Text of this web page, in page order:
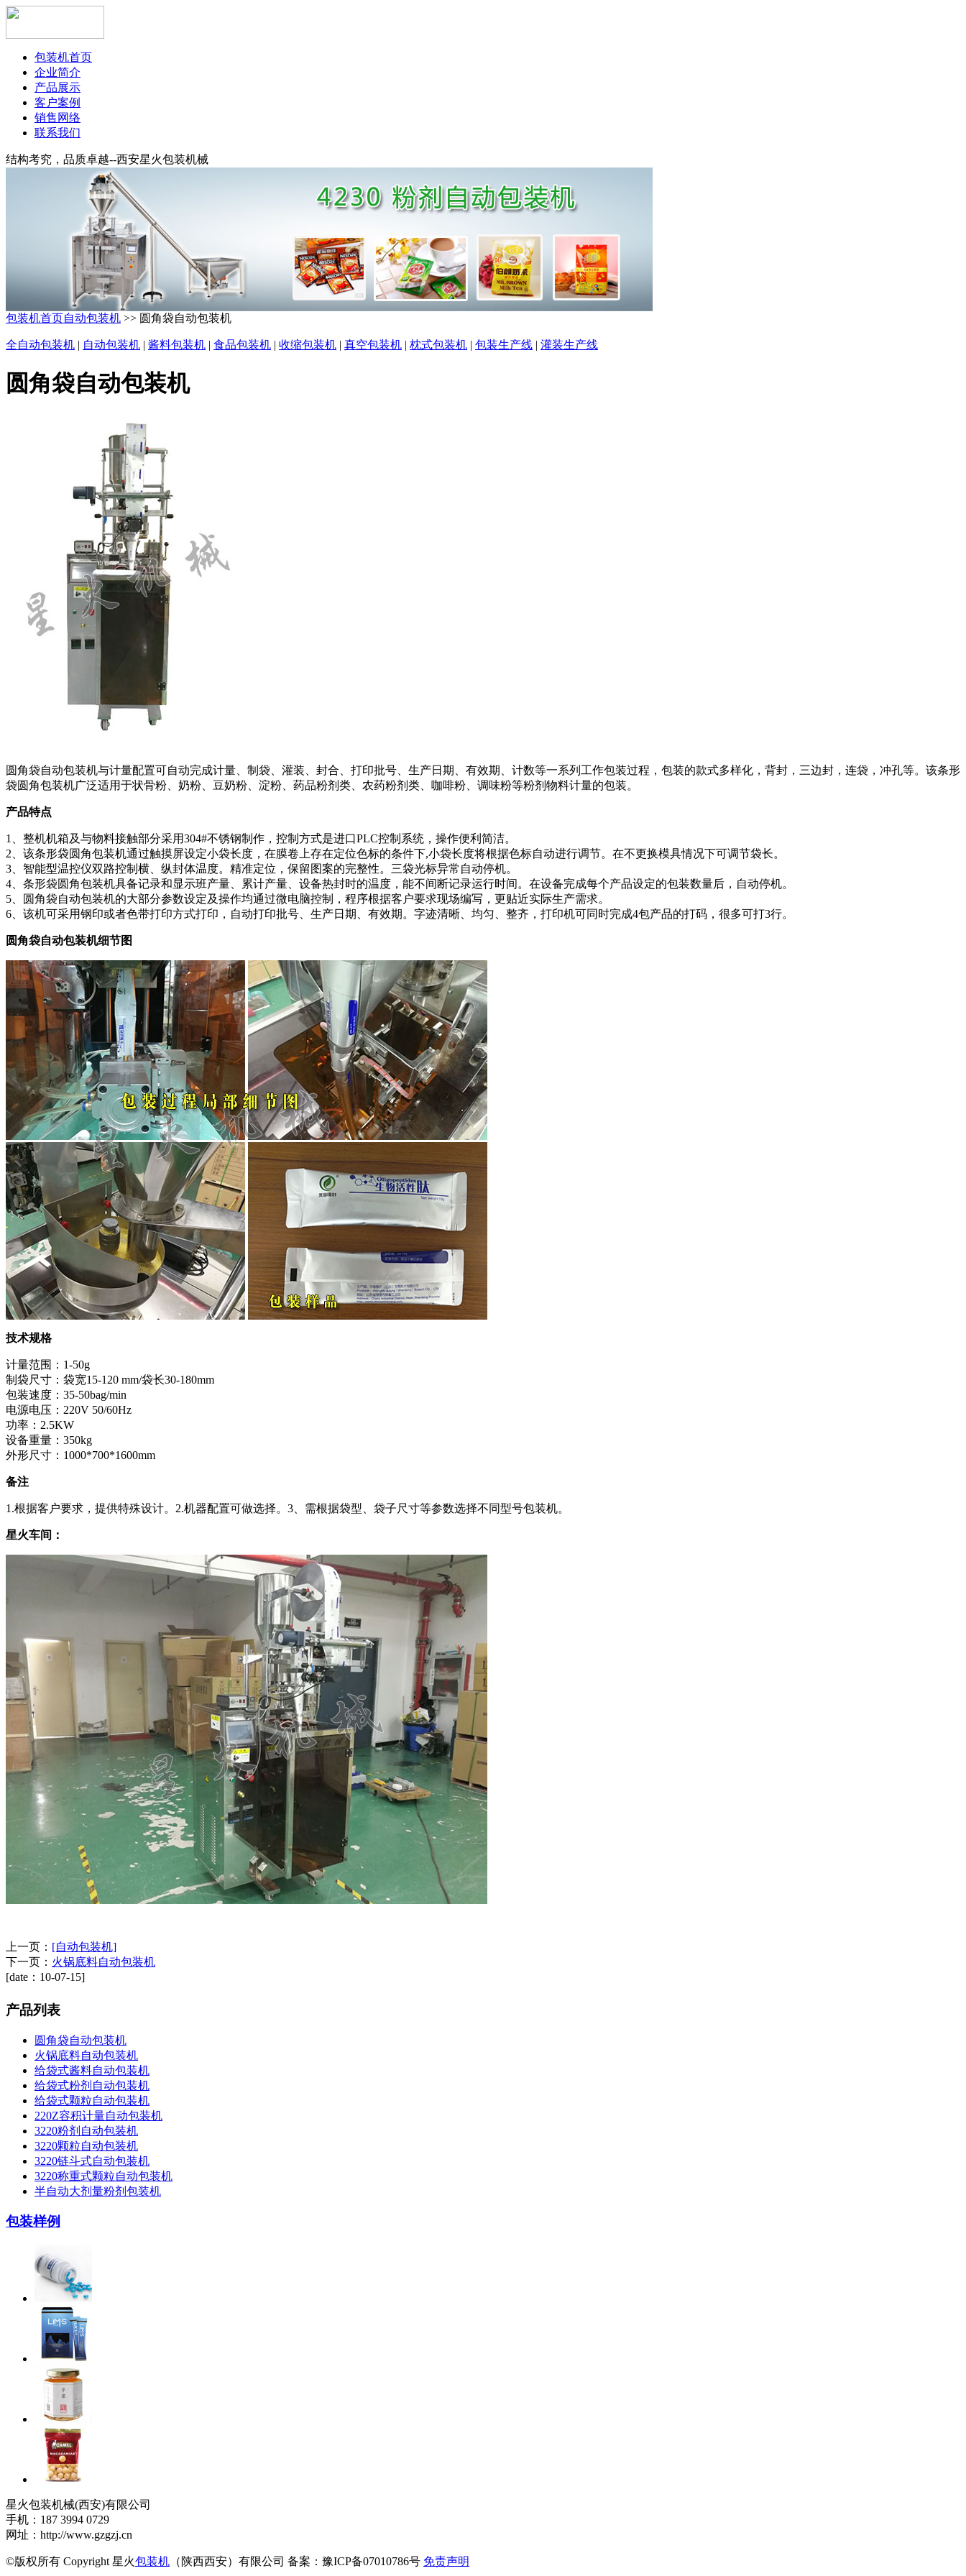
包装机首页
企业简介
产品展示
客户案例
销售网络
联系我们
结构考究，品质卓越--西安星火包装机械
包装机首页自动包装机 >> 圆角袋自动包装机
全自动包装机 | 自动包装机 | 酱料包装机 | 食品包装机 | 收缩包装机 | 真空包装机 | 枕式包装机 | 包装生产线 | 灌装生产线
圆角袋自动包装机
圆角袋自动包装机与计量配置可自动完成计量、制袋、灌装、封合、打印批号、生产日期、有效期、计数等一系列工作包装过程，包装的款式多样化，背封，三边封，连袋，冲孔等。该条形
袋圆角包装机广泛适用于状骨粉、奶粉、豆奶粉、淀粉、药品粉剂类、农药粉剂类、咖啡粉、调味粉等粉剂物料计量的包装。
产品特点
1、整机机箱及与物料接触部分采用304#不锈钢制作，控制方式是进口PLC控制系统，操作便利简洁。
2、该条形袋圆角包装机通过触摸屏设定小袋长度，在膜卷上存在定位色标的条件下,小袋长度将根据色标自动进行调节。在不更换模具情况下可调节袋长。
3、智能型温控仪双路控制横、纵封体温度。精准定位，保留图案的完整性。三袋光标异常自动停机。
4、条形袋圆角包装机具备记录和显示班产量、累计产量、设备热封时的温度，能不间断记录运行时间。在设备完成每个产品设定的包装数量后，自动停机。
5、圆角袋自动包装机的大部分参数设定及操作均通过微电脑控制，程序根据客户要求现场编写，更贴近实际生产需求。
6、该机可采用钢印或者色带打印方式打印，自动打印批号、生产日期、有效期。字迹清晰、均匀、整齐，打印机可同时完成4包产品的打码，很多可打3行。
圆角袋自动包装机细节图
技术规格
计量范围：1-50g
制袋尺寸：袋宽15-120 mm/袋长30-180mm
包装速度：35-50bag/min
电源电压：220V 50/60Hz
功率：2.5KW
设备重量：350kg
外形尺寸：1000*700*1600mm
备注
1.根据客户要求，提供特殊设计。2.机器配置可做选择。3、需根据袋型、袋子尺寸等参数选择不同型号包装机。
星火车间：
上一页： [自动包装机]
下一页： 火锅底料自动包装机
[date：10-07-15]
产品列表
圆角袋自动包装机
火锅底料自动包装机
给袋式酱料自动包装机
给袋式粉剂自动包装机
给袋式颗粒自动包装机
220Z容积计量自动包装机
3220粉剂自动包装机
3220颗粒自动包装机
3220链斗式自动包装机
3220称重式颗粒自动包装机
半自动大剂量粉剂包装机
包装样例
星火包装机械(西安)有限公司
手机：187 3994 0729
网址：http://www.gzgzj.cn
©版权所有 Copyright 星火包装机 （陕西西安）有限公司 备案：豫ICP备07010786号 免责声明